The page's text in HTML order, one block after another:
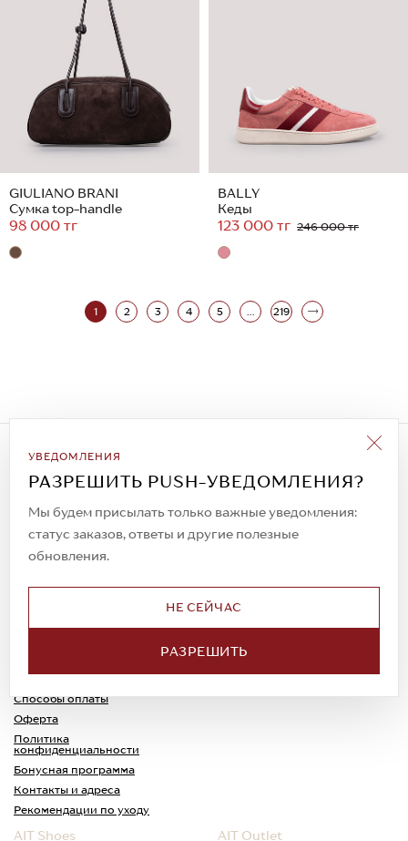
GIULIANO BRANI
Сумка top-handle
98 000 тг
BALLY
Кеды
123 000 тг 246 000 тг
1 2 3 4 5 ... 219
УВЕДОМЛЕНИЯ
РАЗРЕШИТЬ PUSH-УВЕДОМЛЕНИЯ?
Мы будем присылать только важные уведомления:
статус заказов, ответы и другие полезные
обновления.
НЕ СЕЙЧАС
РАЗРЕШИТЬ
Подписаться на рассылку
Всегда будьте в курсе новых акций и
спецпредложений!
© 2023. AIT Shoes
Все права защищены
Доставка
Способы оплаты
Оферта
Политика
конфиденциальности
Обмен и возврат
Каспи-Ред
Бонусная программа
Контакты и адреса
Рекомендации по уходу
AIT Shoes AIT Outlet